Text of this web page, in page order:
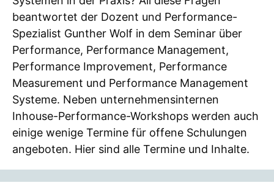
beantwortet der Dozent und Performance-
Spezialist Gunther Wolf in dem Seminar über
Performance, Performance Management,
Performance Improvement, Performance
Measurement und Performance Management
Systeme. Neben unternehmensinternen
Inhouse-Performance-Workshops werden auch
einige wenige Termine für offene Schulungen
angeboten. Hier sind alle Termine und Inhalte.